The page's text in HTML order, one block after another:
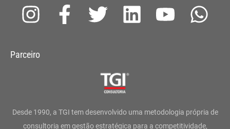
I
s
g
F
a
o
T
t
e
L
d
Y
b
W
a
Parceiro
Desde 1990, a TGI tem desenvolvido uma metodologia própria de
consultoria em gestão estratégica para a competitividade,